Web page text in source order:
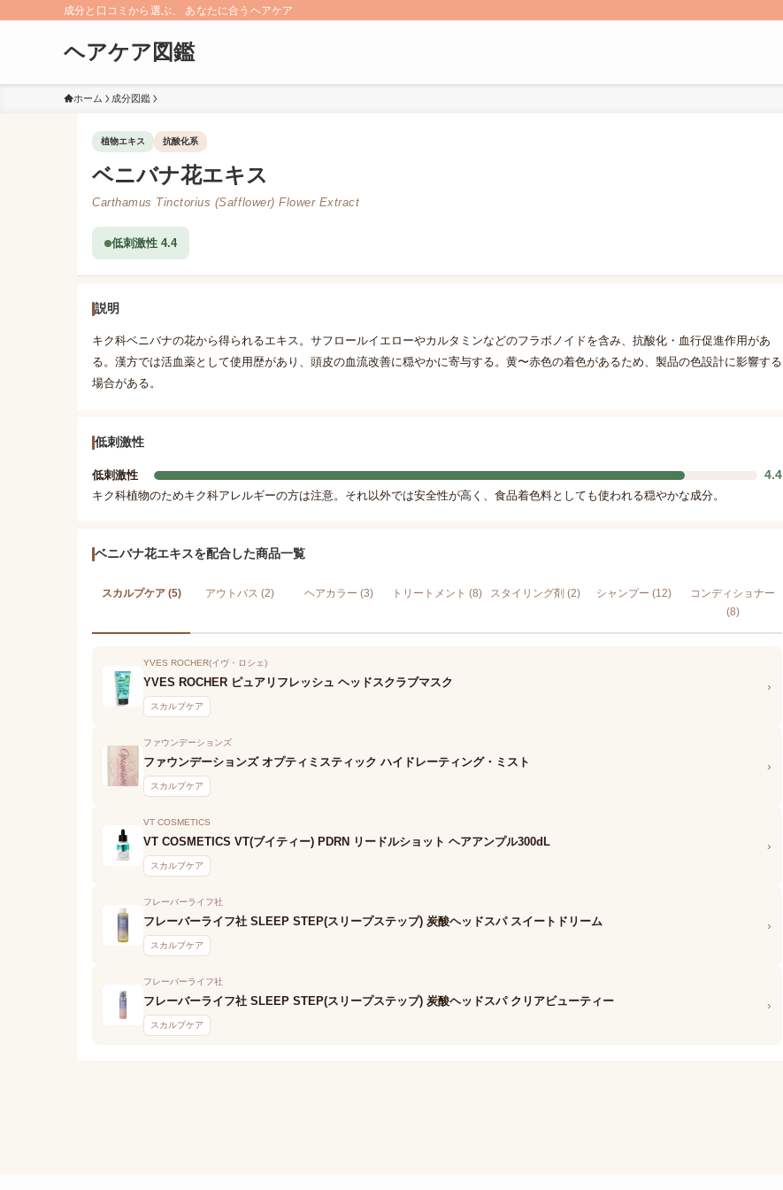
成分と口コミから選ぶ、 あなたに合うヘアケア
ヘアケア図鑑
ホーム 成分図鑑
植物エキス 抗酸化系
ベニバナ花エキス
Carthamus Tinctorius (Safflower) Flower Extract
低刺激性 4.4
説明
キク科ベニバナの花から得られるエキス。サフロールイエローやカルタミンなどのフラボノイドを含み、抗酸化・血行促進作用があ
る。漢方では活血薬として使用歴があり、頭皮の血流改善に穏やかに寄与する。黄〜赤色の着色があるため、製品の色設計に影響する
場合がある。
低刺激性
低刺激性 4.4
キク科植物のためキク科アレルギーの方は注意。それ以外では安全性が高く、食品着色料としても使われる穏やかな成分。
ベニバナ花エキスを配合した商品一覧
スカルプケア (5) アウトバス (2) ヘアカラー (3) トリートメント (8) スタイリング剤 (2) シャンプー (12)
コンディショナー
(8)
YVES ROCHER(イヴ・ロシェ)
YVES ROCHER ピュアリフレッシュ ヘッドスクラブマスク
スカルプケア
›
ファウンデーションズ
ファウンデーションズ オプティミスティック ハイドレーティング・ミスト
スカルプケア
›
VT COSMETICS
VT COSMETICS VT(ブイティー) PDRN リードルショット ヘアアンプル300dL
スカルプケア
›
フレーバーライフ社
フレーバーライフ社 SLEEP STEP(スリープステップ) 炭酸ヘッドスパ スイートドリーム
スカルプケア
›
フレーバーライフ社
フレーバーライフ社 SLEEP STEP(スリープステップ) 炭酸ヘッドスパ クリアビューティー
スカルプケア
›